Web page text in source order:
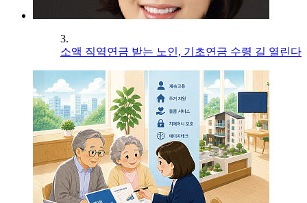
3.
소액 직역연금 받는 노인, 기초연금 수령 길 열린다